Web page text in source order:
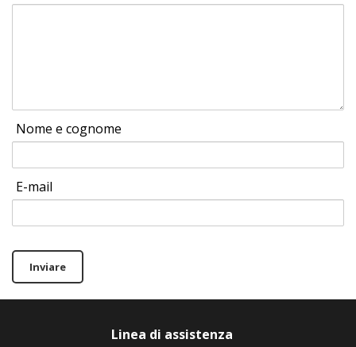
Nome e cognome
E-mail
Inviare
Linea di assistenza